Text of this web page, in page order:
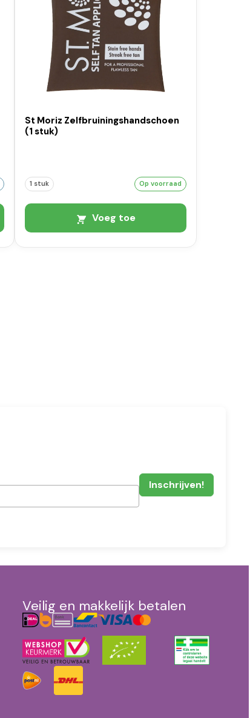
St Moriz Zelfbruiningshandschoen
(1 stuk)
1 stuk Op voorraad
Voeg toe
Veilig en makkelijk betalen